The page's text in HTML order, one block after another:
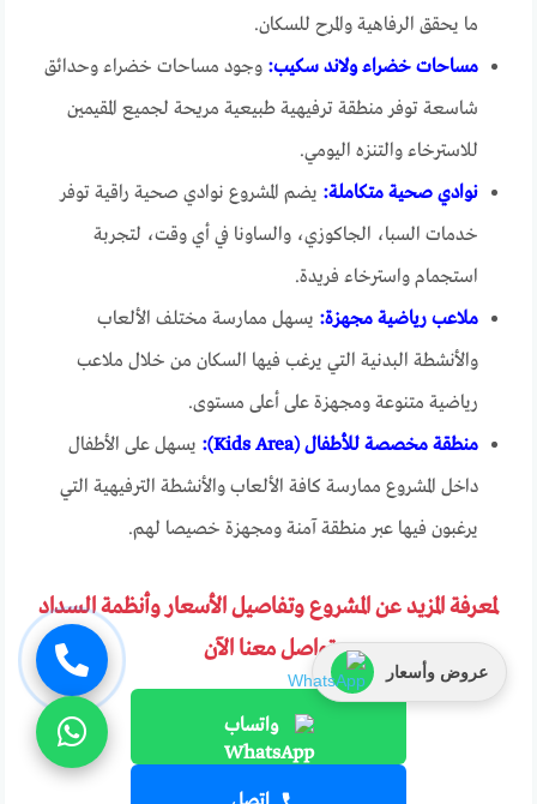
ما يحقق الرفاهية والمرح للسكان.
مساحات خضراء ولاند سكيب: وجود مساحات خضراء وحدائق
شاسعة توفر منطقة ترفيهية طبيعية مريحة لجميع المقيمين
للاسترخاء والتنزه اليومي.
نوادي صحية متكاملة: يضم المشروع نوادي صحية راقية توفر
خدمات السبا، الجاكوزي، والساونا في أي وقت، لتجربة
استجمام واسترخاء فريدة.
ملاعب رياضية مجهزة: يسهل ممارسة مختلف الألعاب
والأنشطة البدنية التي يرغب فيها السكان من خلال ملاعب
رياضية متنوعة ومجهزة على أعلى مستوى.
منطقة مخصصة للأطفال (Kids Area):
يسهل على الأطفال
داخل المشروع ممارسة كافة الألعاب والأنشطة الترفيهية التي
يرغبون فيها عبر منطقة آمنة ومجهزة خصيصا لهم.
لمعرفة المزيد عن المشروع وتفاصيل الأسعار وأنظمة السداد
تواصل معنا الآن
واتساب
عروض وأسعار